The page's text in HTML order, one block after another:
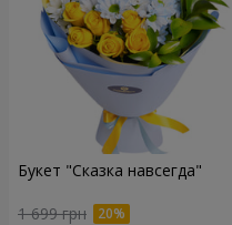
Букет "Сказка навсегда"
1 699 грн